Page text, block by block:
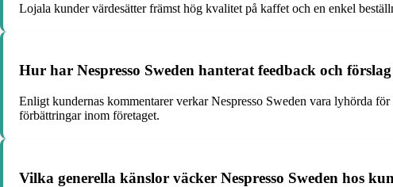
Lojala kunder värdesätter främst hög kvalitet på kaffet och en enkel
Hur har Nespresso Sweden hanterat feedback och
Enligt kundernas kommentarer verkar Nespresso Sweden vara lyhörda
förbättringar inom företaget.
Vilka generella känslor väcker Nespresso Sweden hos